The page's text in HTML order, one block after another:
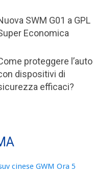
SWM G01 a GPL
Economica
proteggere l’auto
dispositivi di
efficaci?